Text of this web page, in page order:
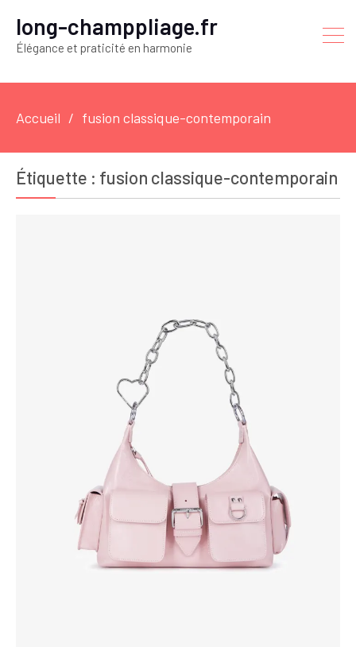
long-champpliage.fr
Élégance et praticité en harmonie
Accueil fusion classique-contemporain
Étiquette : fusion classique-contemporain